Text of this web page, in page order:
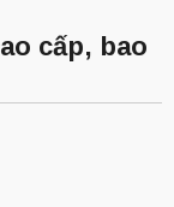
cấp, bao